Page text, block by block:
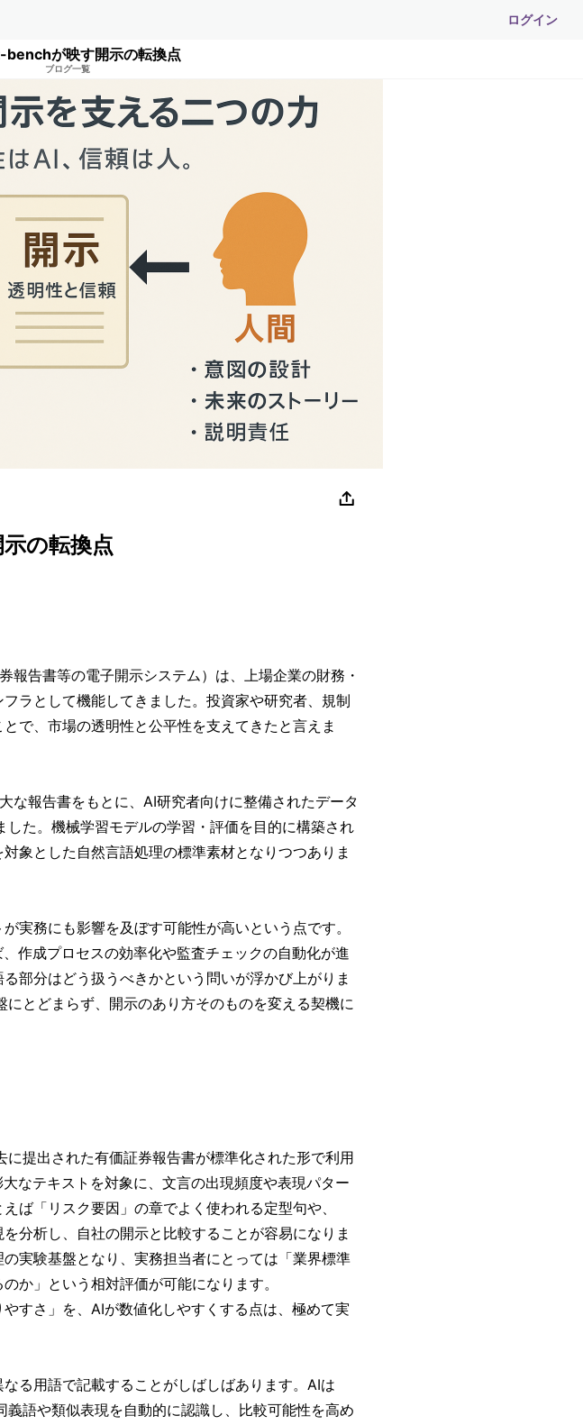
ログイン
が映す開示の転換点
ブログ一覧
の転換点
報告書等の電子開示システム）は、上場企業の財務・
ラとして機能してきました。投資家や研究者、規制
で、市場の透明性と公平性を支えてきたと言えま
な報告書をもとに、AI研究者向けに整備されたデータ
た。機械学習モデルの学習・評価を目的に構築され
象とした自然言語処理の標準素材となりつつありま
実務にも影響を及ぼす可能性が高いという点です。
作成プロセスの効率化や監査チェックの自動化が進
部分はどう扱うべきかという問いが浮かび上がりま
とどまらず、開示のあり方そのものを変える契機に
提出された有価証券報告書が標準化された形で利用
なテキストを対象に、文言の出現頻度や表現パター
ば「リスク要因」の章でよく使われる定型句や、
分析し、自社の開示と比較することが容易になりま
実験基盤となり、実務担当者にとっては「業界標準
か」という相対評価が可能になります。
すさ」を、AIが数値化しやすくする点は、極めて実
る用語で記載することがしばしばあります。AIは
語や類似表現を自動的に認識し、比較可能性を高め